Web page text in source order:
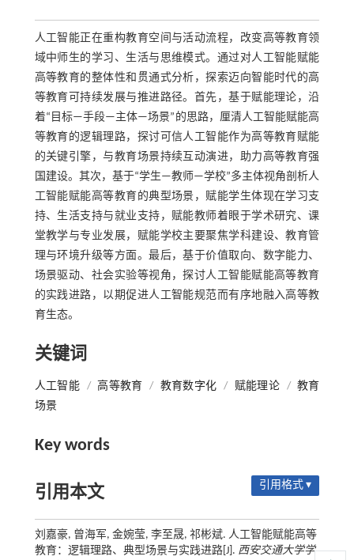
人工智能正在重构教育空间与活动流程，改变高等教育领
域中师生的学习、生活与思维模式。通过对人工智能赋能
高等教育的整体性和贯通式分析，探索迈向智能时代的高
等教育可持续发展与推进路径。首先，基于赋能理论，沿
着“目标—手段—主体—场景”的思路，厘清人工智能赋能高
等教育的逻辑理路，探讨可信人工智能作为高等教育赋能
的关键引擎，与教育场景持续互动演进，助力高等教育强
国建设。其次，基于“学生—教师—学校”多主体视角剖析人
工智能赋能高等教育的典型场景，赋能学生体现在学习支
持、生活支持与就业支持，赋能教师着眼于学术研究、课
堂教学与专业发展，赋能学校主要聚焦学科建设、教育管
理与环境升级等方面。最后，基于价值取向、数字能力、
场景驱动、社会实验等视角，探讨人工智能赋能高等教育
的实践进路，以期促进人工智能规范而有序地融入高等教
育生态。
关键词
人工智能 / 高等教育 / 教育数字化 / 赋能理论 / 教育
场景
Key words
引用本文 引用格式 ▾
刘嘉豪, 曾海军, 金婉莹, 李至晟, 祁彬斌. 人工智能赋能高等
教育：逻辑理路、典型场景与实践进路[J]. 西安交通大学学